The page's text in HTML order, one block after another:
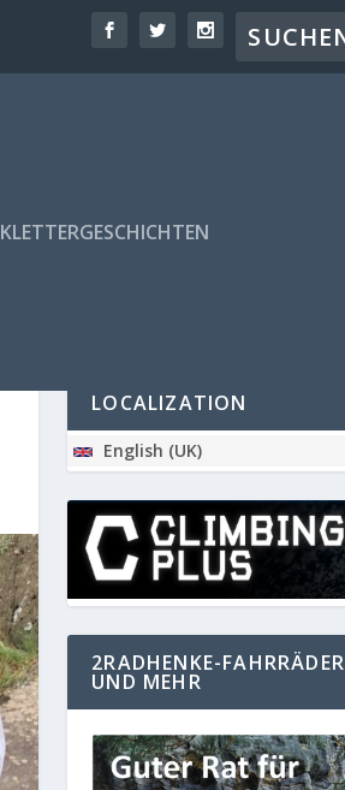
KLETTERGESCHICHTEN
LOCALIZATION
English (UK)
2RADHENKE-FAHRRÄDER
UND MEHR